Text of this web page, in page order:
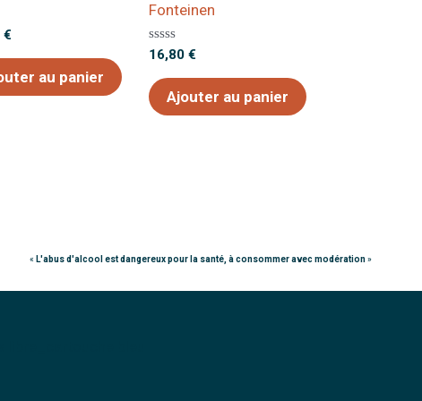
€
au panier
Fonteinen
Note
sur
5
16,80 €
Ajouter au panier
« L'abus d'alcool est dangereux pour la santé, à consommer avec modération»